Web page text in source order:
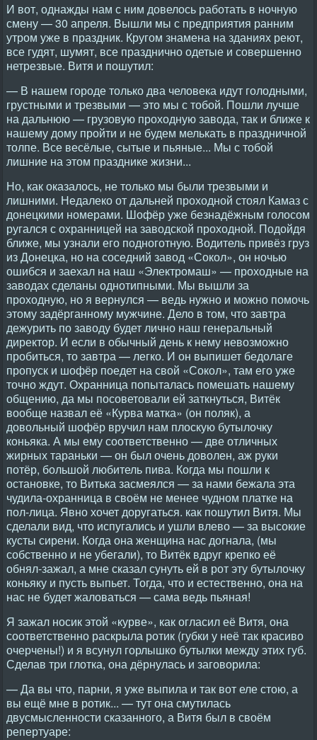
И вот, однажды нам с ним довелось работать в ночную
смену — 30 апреля. Вышли мы с предприятия ранним
утром уже в праздник. Кругом знамена на зданиях реют,
все гудят, шумят, все празднично одетые и совершенно
нетрезвые. Витя и пошутил:
— В нашем городе только два человека идут голодными,
грустными и трезвыми — это мы с тобой. Пошли лучше
на дальнюю — грузовую проходную завода, так и ближе к
нашему дому пройти и не будем мелькать в праздничной
толпе. Все весёлые, сытые и пьяные... Мы с тобой
лишние на этом празднике жизни...
Но, как оказалось, не только мы были трезвыми и
лишними. Недалеко от дальней проходной стоял Камаз с
донецкими номерами. Шофёр уже безнадёжным голосом
ругался с охранницей на заводской проходной. Подойдя
ближе, мы узнали его подноготную. Водитель привёз груз
из Донецка, но на соседний завод «Сокол», он ночью
ошибся и заехал на наш «Электромаш» — проходные на
заводах сделаны однотипными. Мы вышли за
проходную, но я вернулся — ведь нужно и можно помочь
этому задёрганному мужчине. Дело в том, что завтра
дежурить по заводу будет лично наш генеральный
директор. И если в обычный день к нему невозможно
пробиться, то завтра — легко. И он выпишет бедолаге
пропуск и шофёр поедет на свой «Сокол», там его уже
точно ждут. Охранница попыталась помешать нашему
общению, да мы посоветовали ей заткнуться, Витёк
вообще назвал её «Курва матка» (он поляк), а
довольный шофёр вручил нам плоскую бутылочку
коньяка. А мы ему соответственно — две отличных
жирных тараньки — он был очень доволен, аж руки
потёр, большой любитель пива. Когда мы пошли к
остановке, то Витька засмеялся — за нами бежала эта
чудила-охранница в своём не менее чудном платке на
пол-лица. Явно хочет доругаться. как пошутил Витя. Мы
сделали вид, что испугались и ушли влево — за высокие
кусты сирени. Когда она женщина нас догнала, (мы
собственно и не убегали), то Витёк вдруг крепко её
обнял-зажал, а мне сказал сунуть ей в рот эту бутылочку
коньяку и пусть выпьет. Тогда, что и естественно, она на
нас не будет жаловаться — сама ведь пьяная!
Я зажал носик этой «курве», как огласил её Витя, она
соответственно раскрыла ротик (губки у неё так красиво
очерчены!) и я всунул горлышко бутылки между этих губ.
Сделав три глотка, она дёрнулась и заговорила:
— Да вы что, парни, я уже выпила и так вот еле стою, а
вы ещё мне в ротик... — тут она смутилась
двусмысленности сказанного, а Витя был в своём
репертуаре: